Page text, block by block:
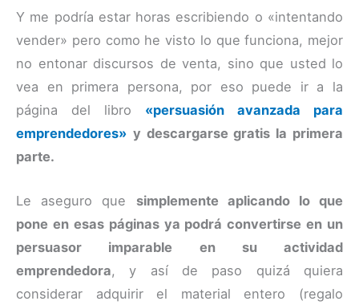
Y me podría estar horas escribiendo o «intentando
vender» pero como he visto lo que funciona, mejor
no entonar discursos de venta, sino que usted lo
vea en primera persona, por eso puede ir a la
página del libro «persuasión avanzada para
emprendedores» y descargarse gratis la primera
parte.
Le aseguro que simplemente aplicando lo que
pone en esas páginas ya podrá convertirse en un
persuasor imparable en su actividad
emprendedora, y así de paso quizá quiera
considerar adquirir el material entero (regalo